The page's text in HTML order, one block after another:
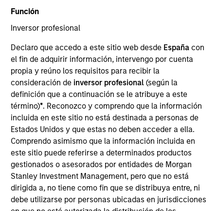
Función
Inversor profesional
Declaro que accedo a este sitio web desde España con
el fin de adquirir información, intervengo por cuenta
propia y reúno los requisitos para recibir la
consideración de inversor profesional(según la
definición que a continuación se le atribuye a este
término)*. Reconozco y comprendo que la información
incluida en este sitio no está destinada a personas de
Estados Unidos y que estas no deben acceder a ella.
Comprendo asimismo que la información incluida en
este sitio puede referirse a determinados productos
gestionados o asesorados por entidades de Morgan
Stanley Investment Management, pero que no está
dirigida a, no tiene como fin que se distribuya entre, ni
debe utilizarse por personas ubicadas en jurisdicciones
YEARS OF INDUSTRY EXPERIENCE
EQUIPOS
AIP Alternative Lending Group
AIP Hedge Fund Team
Mr. Detter is an Executive Director of MSIM, Portfolio
Manager and founding member of the AIP
Alternative Lending Group. He has spearheaded
advanced quantitative credit modeling of
investments and is a member of the Investment
Committee. Mr. Detter has over a decade of
industry experience including roles previously held
at Franklin Templeton and Credit Suisse. He